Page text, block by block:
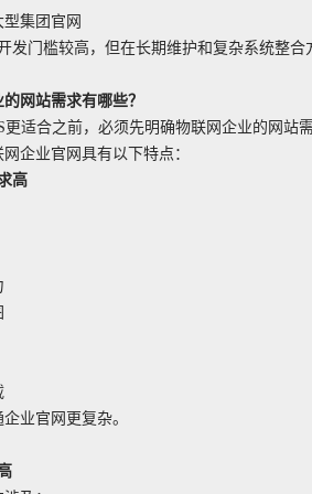
集团官网
发门槛较高，但在长期维护和复杂系统整合
网站需求有哪些？
更适合之前，必须先明确物联网企业的网站需
企业官网具有以下特点：
高
业官网更复杂。